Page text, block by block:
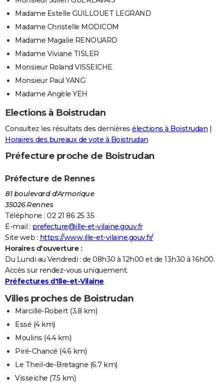
Madame Estelle GUILLOUET LEGRAND
Madame Christelle MODICOM
Madame Magalie RENOUARD
Madame Viviane TISLER
Monsieur Roland VISSEICHE
Monsieur Paul YANG
Madame Angèle YEH
Elections à Boistrudan
Consultez les résultats des dernières élections à Boistrudan |
Horaires des bureaux de vote à Boistrudan
Préfecture proche de Boistrudan
Préfecture de Rennes
81 boulevard d'Armorique
35026 Rennes
Téléphone : 02 21 86 25 35
E-mail : prefecture@ille-et-vilaine.gouv.fr
Site web : https://www.ille-et-vilaine.gouv.fr/
Horaires d'ouverture :
Du Lundi au Vendredi : de 08h30 à 12h00 et de 13h30 à 16h00.
Accès sur rendez-vous uniquement.
Préfectures d'Ille-et-Vilaine
Villes proches de Boistrudan
Marcillé-Robert(3.8 km)
Essé (4 km)
Moulins (4.4 km)
Piré-Chancé (4.6 km)
Le Theil-de-Bretagne (6.7 km)
Visseiche (7.5 km)